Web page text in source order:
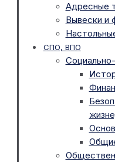
Адресные
Вывески и
СПО, ВПО